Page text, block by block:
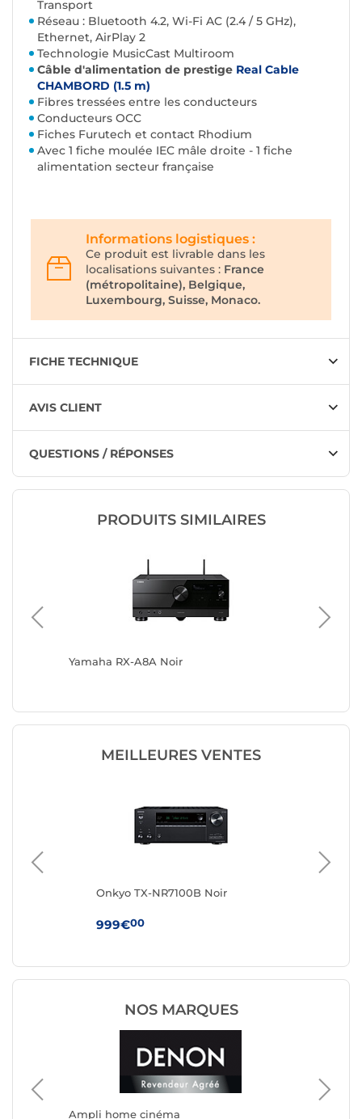
Transport
Réseau : Bluetooth 4.2, Wi-Fi AC (2.4 / 5 GHz),
Ethernet, AirPlay 2
Technologie MusicCast Multiroom
Câble d'alimentation de prestige Real Cable
CHAMBORD (1.5 m)
Fibres tressées entre les conducteurs
Conducteurs OCC
Fiches Furutech et contact Rhodium
Avec 1 fiche moulée IEC mâle droite - 1 fiche
alimentation secteur française
Informations logistiques :
Ce produit est livrable dans les
localisations suivantes : France
(métropolitaine), Belgique,
Luxembourg, Suisse, Monaco.
FICHE TECHNIQUE
AVIS CLIENT
QUESTIONS / RÉPONSES
PRODUITS SIMILAIRES
Yamaha RX-A8A Noir
MEILLEURES VENTES
Onkyo TX-NR7100B Noir
999€00
NOS MARQUES
Ampli home cinéma
Ampli
Marantz